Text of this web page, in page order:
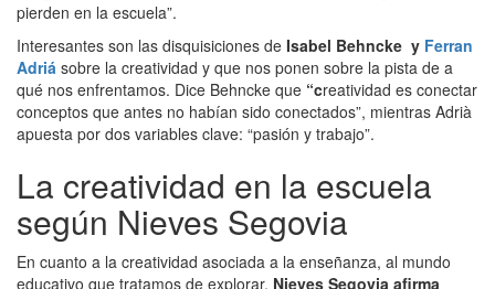
pierden en la escuela”.
Interesantes son las disquisiciones de Isabel Behncke y Ferran
Adriá sobre la creatividad y que nos ponen sobre la pista de a
qué nos enfrentamos. Dice Behncke que “creatividad es conectar
conceptos que antes no habían sido conectados”, mientras Adrià
apuesta por dos variables clave: “pasión y trabajo”.
La creatividad en la escuela
según Nieves Segovia
En cuanto a la creatividad asociada a la enseñanza, al mundo
educativo que tratamos de explorar, Nieves Segovia afirma